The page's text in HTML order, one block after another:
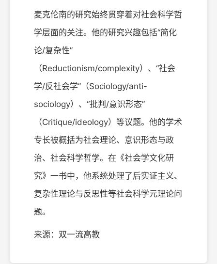
麦克伦南的研究始终贯穿着对社会科学哲
学层面的关注。他的研究兴趣包括“简化
论/复杂性”
（Reductionism/complexity）、“社会
学/反社会学”（Sociology/anti-
sociology）、“批判/意识形态”
（Critique/ideology）等议题。他的学术
专长被概括为社会理论、意识形态与政
治、社会科学哲学。在《社会学文化研
究》一书中，他系统处理了后实证主义、
复杂性理论与反思性等社会科学元理论问
题。
来源：双一流高教